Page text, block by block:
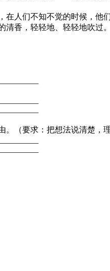
人们不知不觉的时候，他
香，轻轻地、轻轻地吹过。
。（要求：把想法说清楚，